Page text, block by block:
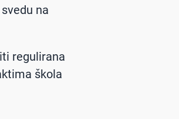
na
regulirana
škola